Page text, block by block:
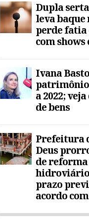
Dupla
leva baque
perde fatia
com shows
Ivana
a 2022;
de bens
Prefeitura
Deus
de
hidroviário
prazo
acordo